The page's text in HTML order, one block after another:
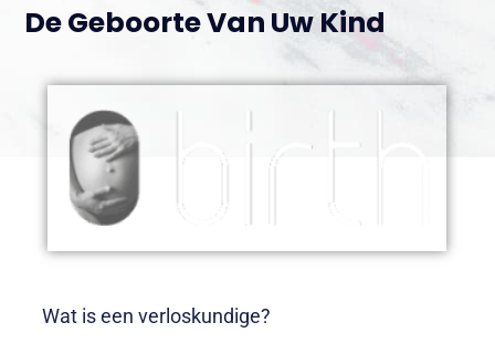
De Geboorte Van Uw Kind
Wat is een verloskundige?